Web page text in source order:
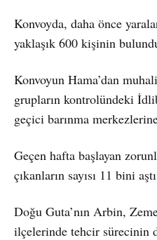
Konvoyda, daha önce
yaklaşık 600 kişinin
Konvoyun Hama’dan
grupların kontrolündeki
geçici barınma
Geçen hafta başlayan
çıkanların sayısı 11 bini
Doğu Guta’nın Arbin,
ilçelerinde tehcir sürecinin